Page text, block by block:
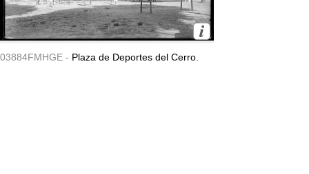
03884FMHGE - Plaza de Deportes del Cerro.